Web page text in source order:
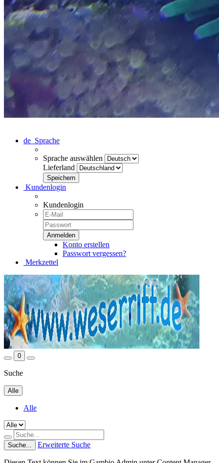
de Sprache
Sprache auswählen
Lieferland
Kundenlogin
Kundenlogin
Konto erstellen
Passwort vergessen?
Merkzettel
0
Suche
Alle
Alle
Suche... Erweiterte Suche